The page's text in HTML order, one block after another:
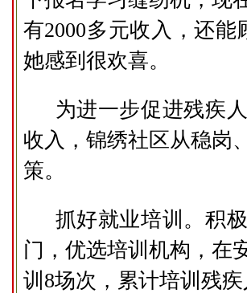
有2000多元收入，还
她感到很欢喜。
为进一步促进残疾
收入，锦绣社区从稳岗
策。
抓好就业培训。积
门，优选培训机构，在
训8场次，累计培训残疾